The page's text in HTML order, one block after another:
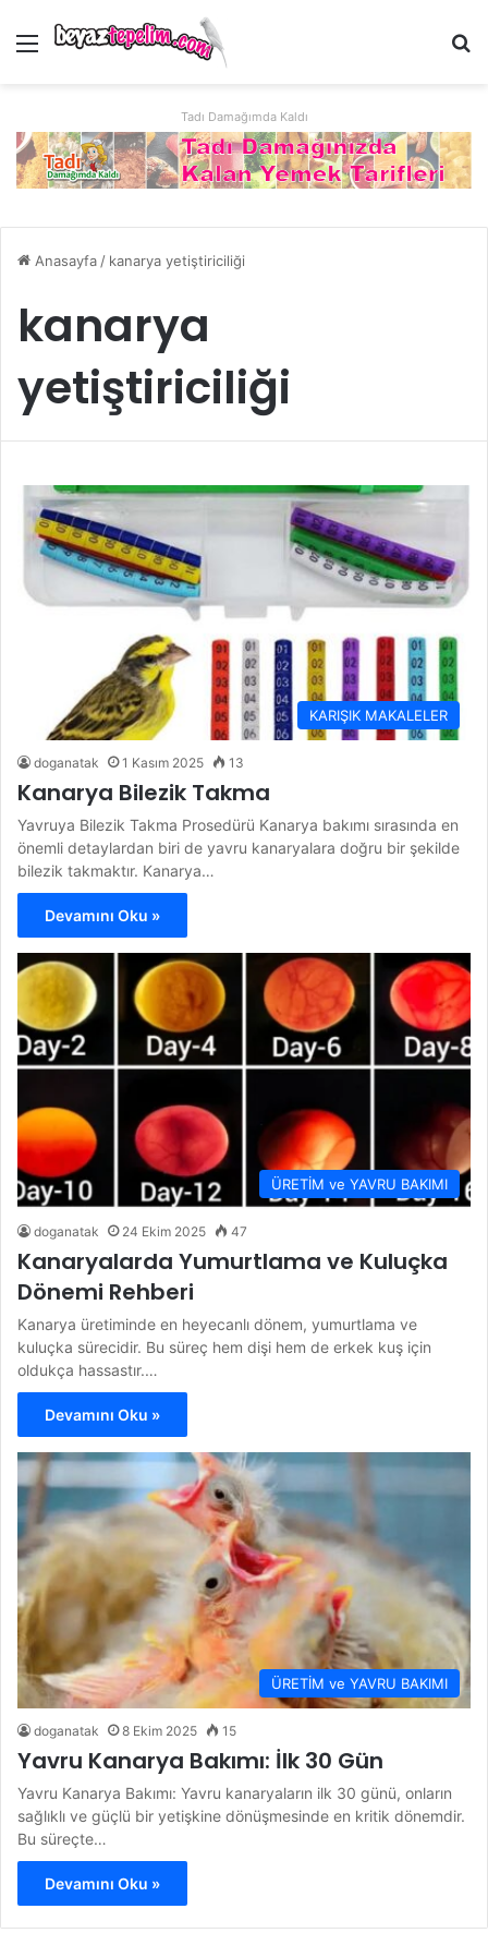
Menü
Tadı Damağımda Kaldı
Anasayfa / kanarya yetiştiriciliği
kanarya
yetiştiriciliği
KARIŞIK MAKALELER
doganatak 1 Kasım 2025 13
Kanarya Bilezik Takma
Yavruya Bilezik Takma Prosedürü Kanarya bakımı sırasında en
önemli detaylardan biri de yavru kanaryalara doğru bir şekilde
bilezik takmaktır. Kanarya…
Devamını Oku »
ÜRETİM ve YAVRU BAKIMI
doganatak 24 Ekim 2025 47
Kanaryalarda Yumurtlama ve Kuluçka
Dönemi Rehberi
Kanarya üretiminde en heyecanlı dönem, yumurtlama ve
kuluçka sürecidir. Bu süreç hem dişi hem de erkek kuş için
oldukça hassastır.…
Devamını Oku »
ÜRETİM ve YAVRU BAKIMI
doganatak 8 Ekim 2025 15
Yavru Kanarya Bakımı: İlk 30 Gün
Yavru Kanarya Bakımı: Yavru kanaryaların ilk 30 günü, onların
sağlıklı ve güçlü bir yetişkine dönüşmesinde en kritik dönemdir.
Bu süreçte…
Devamını Oku »